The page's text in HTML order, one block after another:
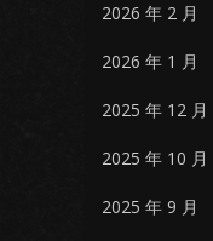
2026 年 2 月
2026 年 1 月
2025 年 12 月
2025 年 10 月
2025 年 9 月